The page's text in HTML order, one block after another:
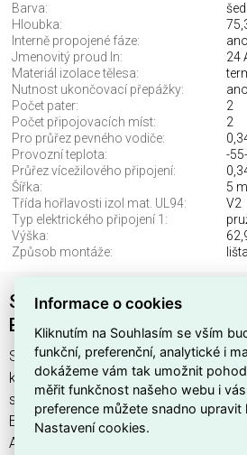
Barva:
Hloubka:
Interně propojené fáze:
ano
Jmenovitý proud In:
24
Materiál izolace tělesa:
Nutnost ukončovací přepážky:
ano
Počet pater:
2
Počet připojovacích míst:
2
Pro průřez pevného vodiče:
Provozní teplota:
-
Průřez vícežilového připojení:
Šířka:
5
Třída hořlavosti izol mat. UL94:
V2
Typ elektrického připojení 1:
Výška:
Způsob montáže:
Svorka push-in PYK 2,5-2
ELEKTRO BEČOV A0307359
Svorka push-in PYK 2,5-2 FLD/220V
kategoriích Svorky, svorkovnice,
signalizací, Instalační, izolační a
Elektro Bečov, EAN 8595155054692,
A0307359. Svorka push-in PYK 2,5-2
Informace o cookies
Kliknutím na Souhlasím se vším
funkční, preferenční, analytické i
dokážeme vám tak umožnit
měřit funkčnost našeho webu i
preference můžete snadno upravit
Nastavení cookies.